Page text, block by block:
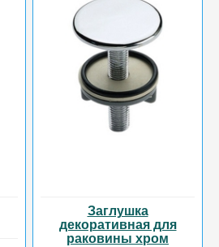
Заглушка
декоративная для
раковины хром